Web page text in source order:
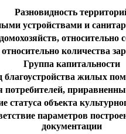
Разновидность
устройствами и
относительно
количества
Группа капитальности
благоустройства жилых
потребителей,
статуса объекта
параметров
документации